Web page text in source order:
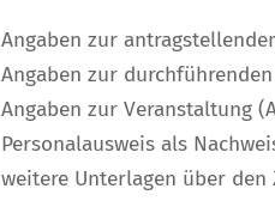
Angaben zur
Angaben zur
Angaben zur Veranstaltung
Personalausweis als
weitere Unterlagen über den